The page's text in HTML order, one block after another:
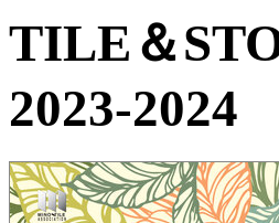
TILE＆
2023-2024